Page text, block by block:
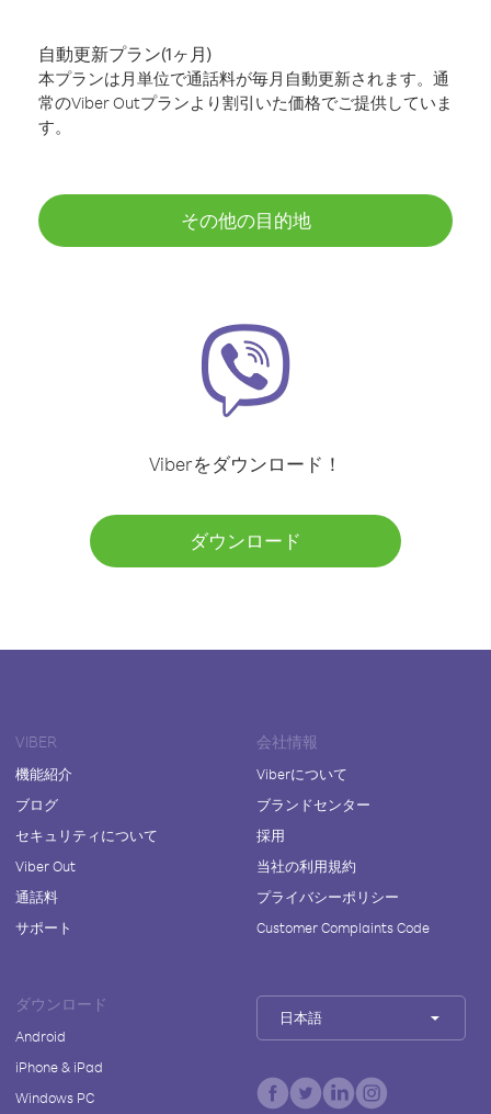
自動更新プラン(1ヶ月)
本プランは月単位で通話料が毎月自動更新されます。通
常のViber Outプランより割引いた価格でご提供していま
す。
その他の目的地
Viberをダウンロード！
ダウンロード
VIBER
機能紹介
ブログ
セキュリティについて
Viber Out
通話料
サポート
会社情報
Viberについて
ブランドセンター
採用
当社の利用規約
プライバシーポリシー
Customer Complaints Code
ダウンロード
Android
iPhone & iPad
Windows PC
日本語